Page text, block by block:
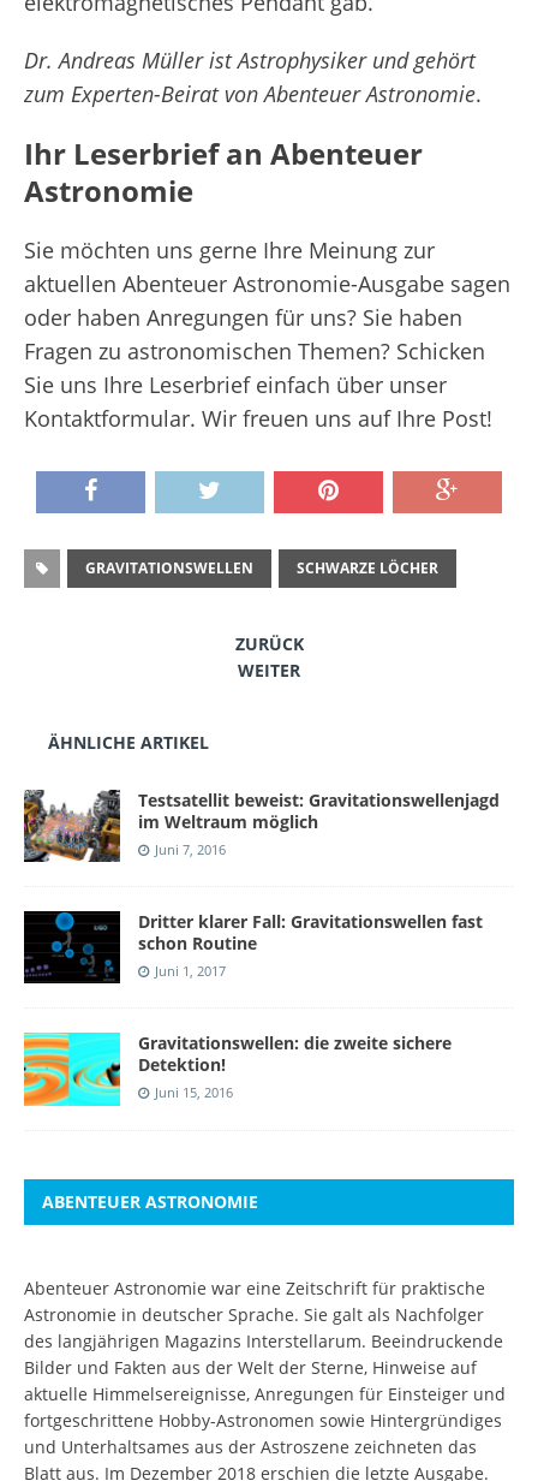
Dr. Andreas Müller ist Astrophysiker und gehört
zum Experten-Beirat von Abenteuer Astronomie.
Ihr Leserbrief an Abenteuer
Astronomie
Sie möchten uns gerne Ihre Meinung zur
aktuellen Abenteuer Astronomie-Ausgabe sagen
oder haben Anregungen für uns? Sie haben
Fragen zu astronomischen Themen? Schicken
Sie uns Ihre Leserbrief einfach über unser
Kontaktformular. Wir freuen uns auf Ihre Post!
GRAVITATIONSWELLEN SCHWARZE LÖCHER
ZURÜCK
WEITER
ÄHNLICHE ARTIKEL
Testsatellit beweist: Gravitationswellenjagd
im Weltraum möglich
Juni 7, 2016
Dritter klarer Fall: Gravitationswellen fast
schon Routine
Juni 1, 2017
Gravitationswellen: die zweite sichere
Detektion!
Juni 15, 2016
ABENTEUER ASTRONOMIE
Abenteuer Astronomie war eine Zeitschrift für praktische
Astronomie in deutscher Sprache. Sie galt als Nachfolger
des langjährigen Magazins Interstellarum. Beeindruckende
Bilder und Fakten aus der Welt der Sterne, Hinweise auf
aktuelle Himmelsereignisse, Anregungen für Einsteiger und
fortgeschrittene Hobby-Astronomen sowie Hintergründiges
und Unterhaltsames aus der Astroszene zeichneten das
Blatt aus. Im Dezember 2018 erschien die letzte Ausgabe.